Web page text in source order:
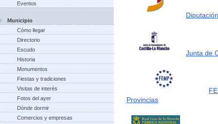
Eventos
Municipio
Cómo llegar
Directorio
Escudo
Historia
Monumentos
Fiestas y tradiciones
Visitas de interés
Fotos del ayer
Dónde dormir
Comercios y empresas
Junta de
Provincias